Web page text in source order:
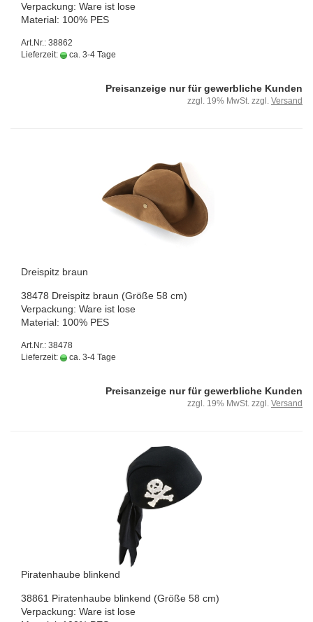
Ver­pa­ckung: Ware ist lose
Ma­te­ri­al: 100% PES
Art.Nr.: 38862
Lieferzeit:
ca. 3-4 Tage
Preisanzeige nur für gewerbliche Kunden
zzgl. 19% MwSt. zzgl. Versand
Drei­spitz braun
38478 Drei­spitz braun (Größe 58 cm)
Ver­pa­ckung: Ware ist lose
Ma­te­ri­al: 100% PES
Art.Nr.: 38478
Lieferzeit:
ca. 3-4 Tage
Preisanzeige nur für gewerbliche Kunden
zzgl. 19% MwSt. zzgl. Versand
Pi­ra­ten­hau­be blin­kend
38861 Pi­ra­ten­hau­be blin­kend (Größe 58 cm)
Ver­pa­ckung: Ware ist lose